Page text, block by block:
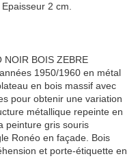
2 cm.
NOIR BOIS ZEBRE
1950/1960 en métal
en bois massif avec
pour obtenir une variation
métallique repeinte en
peinture gris souris
Ronéo en façade. Bois
et porte-étiquette en